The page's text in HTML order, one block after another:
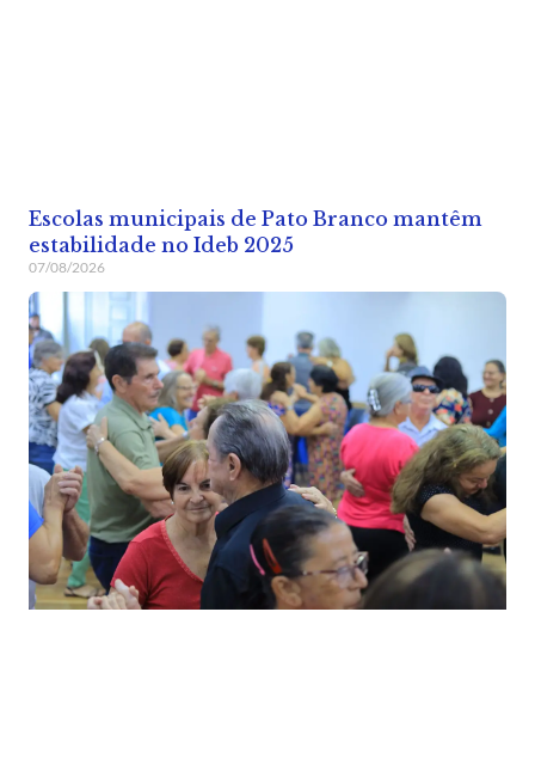
Escolas municipais de Pato Branco mantêm
estabilidade no Ideb 2025
07/08/2026